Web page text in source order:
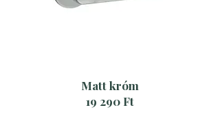
Matt króm
19 290 Ft